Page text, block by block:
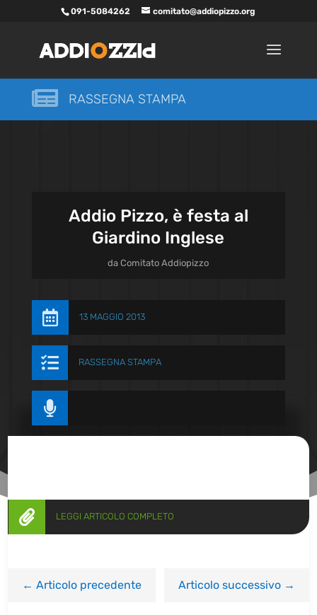
091-5084262 comitato@addiopizzo.org
 RASSEGNA STAMPA
Addio Pizzo, è festa al
Giardino Inglese
daComitato Addiopizzo
 13 MAGGIO 2013
 RASSEGNA STAMPA

 LEGGI ARTICOLO COMPLETO
←Articolo precedente Articolo successivo→